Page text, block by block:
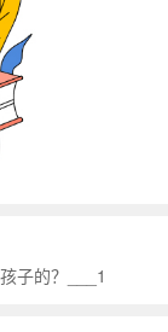
子的？___1